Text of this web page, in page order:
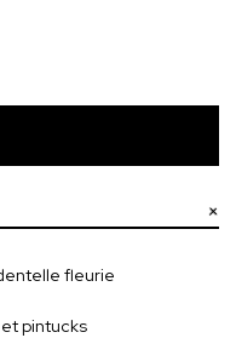
fleurie
pintucks